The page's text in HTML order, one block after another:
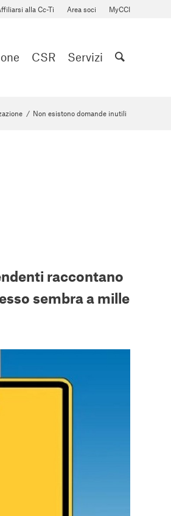
alla Cc-Ti Area soci MyCCI
CSR Servizi
/ Non esistono domande inutili
raccontano
sembra a mille